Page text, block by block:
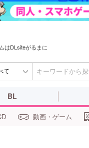
はDLsiteがるまに
て
BL
動画・ゲーム